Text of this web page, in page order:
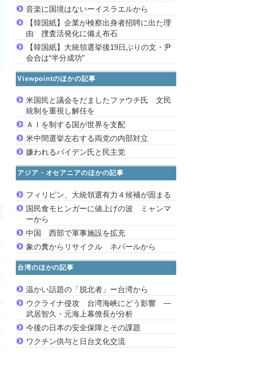
音楽に国境はないーイスラエルから
【韓国紙】企業が検察出身者招聘に出た理
由 捜査活発化に備え布石
【韓国紙】大統領選挙後19日ぶりの文・尹
会合は“半分成功”
Viewpointのほかの記事
米国民と議会をだましたファウチ氏 文民
統制を重視し解任を
ＡＩを制する国が世界を支配
米中間選挙左右する両党の内部対立
嫌われるバイデン氏と民主党
アジア・オセアニアのほかの記事
フィリピン、大統領選有力４候補が固まる
国民食モヒンガーに値上げの波 ミャンマ
ーから
中国 西部で軍事施設を拡充
象の糞からリサイクル ネパールから
台湾のほかの記事
温かい話題の「脱北者」ー台湾から
ウクライナ侵攻 台湾海峡にどう影響 ―
武居智久・元海上幕僚長が分析
今後の日本の安全保障とその課題
ワクチン供与と日台文化交流